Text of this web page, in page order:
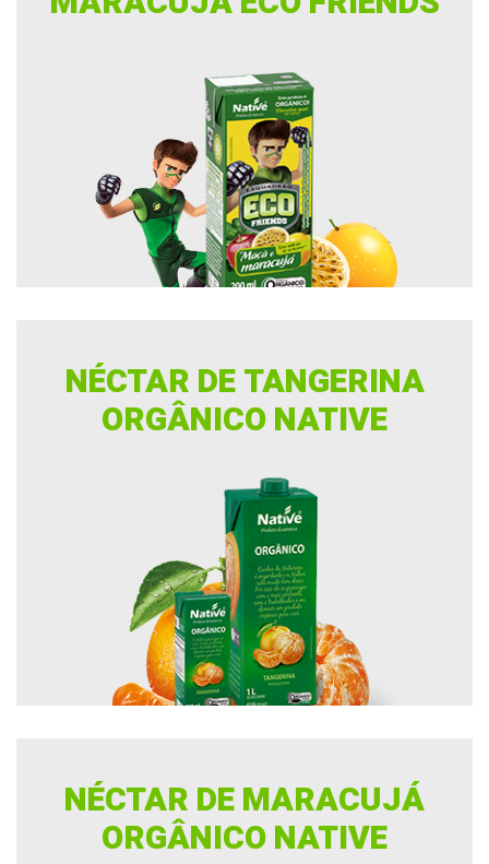
NÉCTAR DE TANGERINA
ORGÂNICO NATIVE
NÉCTAR DE MARACUJÁ
ORGÂNICO NATIVE